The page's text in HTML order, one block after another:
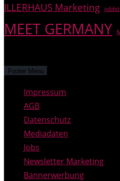
ILLERHAUS Marketing
MEET GERMANY
Footer Menu
Impressum
AGB
Datenschutz
Mediadaten
Jobs
Newsletter Marketing
Bannerwerbung